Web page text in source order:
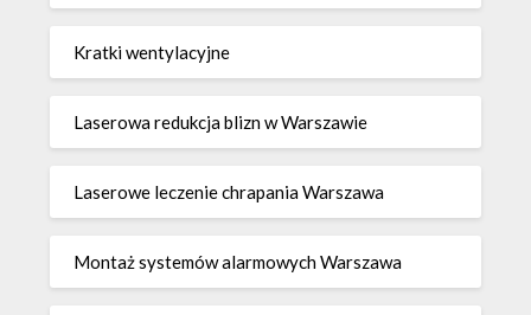
Kratki wentylacyjne
Laserowa redukcja blizn w Warszawie
Laserowe leczenie chrapania Warszawa
Montaż systemów alarmowych Warszawa